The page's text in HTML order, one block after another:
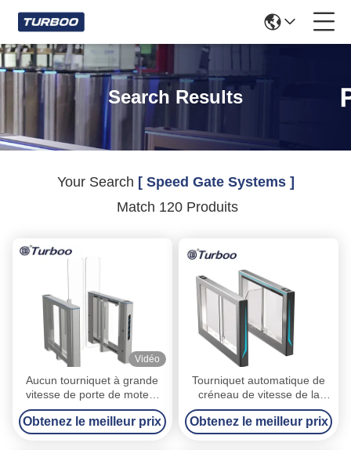
Search Results
Your Search [ Speed Gate Systems ]
Match 120 Produits
Vidéo
Aucun tourniquet à grande
vitesse de porte de moteur
sans brosse de tourniquet de
contrôle d'accès d'aéroport
d'usure
Obtenez le meilleur prix
Tourniquet automatique de
créneau de vitesse de la
porte d'oscillation d'immeuble
de bureaux RFID Smart
Obtenez le meilleur prix